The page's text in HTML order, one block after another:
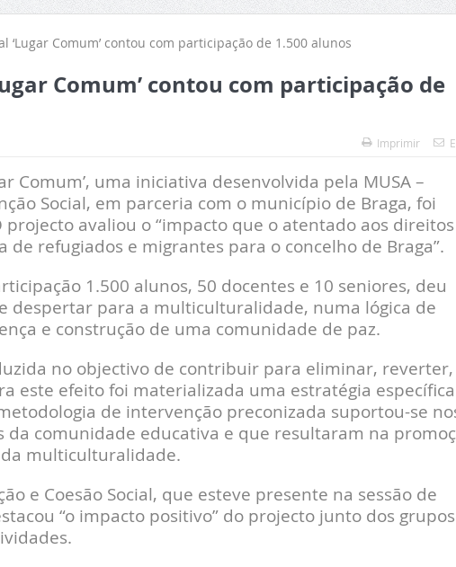
Comum’ contou com participação de
Imprimir
Comum’, uma iniciativa desenvolvida pela MUSA –
Social, em parceria com o município de Braga, foi
avaliou o “impacto que o atentado aos direitos
refugiados e migrantes para o concelho de Braga”.
1.500 alunos, 50 docentes e 10 seniores, deu
despertar para a multiculturalidade, numa lógica de
e construção de uma comunidade de paz.
no objectivo de contribuir para eliminar, reverter,
este efeito foi materializada uma estratégia específica
de intervenção preconizada suportou-se
da comunidade educativa e que resultaram na
multiculturalidade.
e Coesão Social, que esteve presente na sessão de
“o impacto positivo” do projecto junto dos grupos